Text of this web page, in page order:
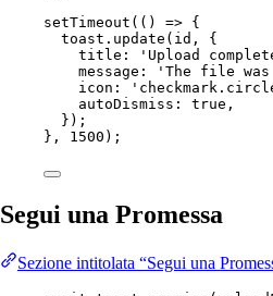
setTimeout (() => {
toast. update (id, {
title:
'Upload
message:
'The file
icon:
autoDismiss: true ,
});
}, 1500 );
Segui una Promessa
Sezione intitolata “Segui una